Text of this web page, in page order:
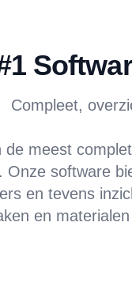
Compleet,
de meest
Onze software
en tevens
en